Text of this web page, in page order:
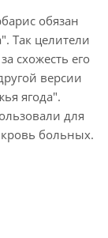
обязан
Так целители
схожесть его
версии
ягода".
для
больных.